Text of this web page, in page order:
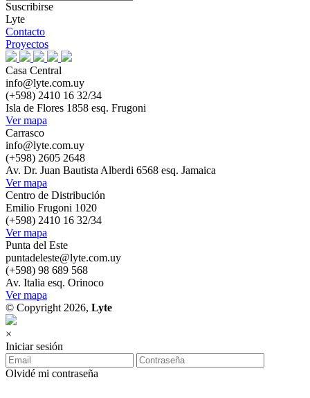
Suscribirse
Lyte
Contacto
Proyectos
Casa Central
info@lyte.com.uy
(+598) 2410 16 32/34
Isla de Flores 1858 esq. Frugoni
Ver mapa
Carrasco
info@lyte.com.uy
(+598) 2605 2648
Av. Dr. Juan Bautista Alberdi 6568 esq. Jamaica
Ver mapa
Centro de Distribución
Emilio Frugoni 1020
(+598) 2410 16 32/34
Ver mapa
Punta del Este
puntadeleste@lyte.com.uy
(+598) 98 689 568
Av. Italia esq. Orinoco
Ver mapa
© Copyright 2026, Lyte
×
Iniciar sesión
Olvidé mi contraseña